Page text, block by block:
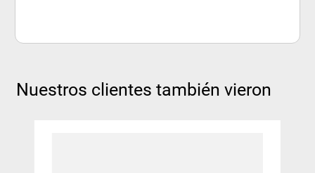
Nuestros clientes también vieron